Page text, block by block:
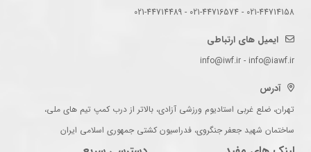
021-44714158 - 021-44716574 - 021-44714489
ایمیل های ارتباطی
info@iwf.ir - info@iawf.ir
آدرس
تهران، ضلع غربی استادیوم ورزشی آزادی، بالاتر از درب کمپ تیم های ملی،
ساختمان شهید جعفر جنگروی، فدراسیون کشتی جمهوری اسلامی ایران